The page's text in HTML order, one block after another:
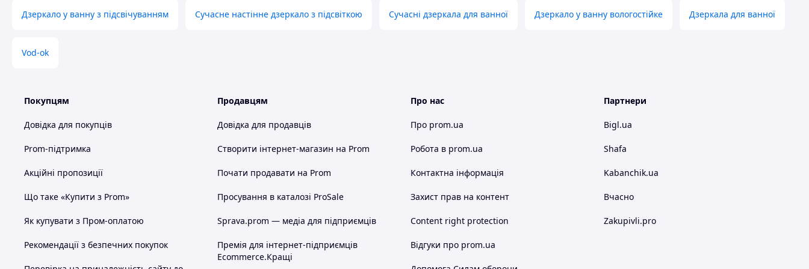
Дзеркало у ванну з підсвічуванням Сучасне настінне дзеркало з підсвіткою Сучасні дзеркала для ванної Дзеркало у ванну вологостійке Дзеркала для ванної
Vod-ok
Покупцям
Довідка для покупців
Prom-підтримка
Акційні пропозиції
Що таке «Купити з Prom»
Як купувати з Пром-оплатою
Рекомендації з безпечних покупок
Продавцям
Довідка для продавців
Створити інтернет-магазин на Prom
Почати продавати на Prom
Просування в каталозі ProSale
Sprava.prom — медіа для підприємців
Премія для інтернет-підприємців
Ecommerce.Кращі
Про нас
Про prom.ua
Робота в prom.ua
Контактна інформація
Захист прав на контент
Content right protection
Відгуки про prom.ua
Партнери
Bigl.ua
Shafa
Kabanchik.ua
Вчасно
Zakupivli.pro